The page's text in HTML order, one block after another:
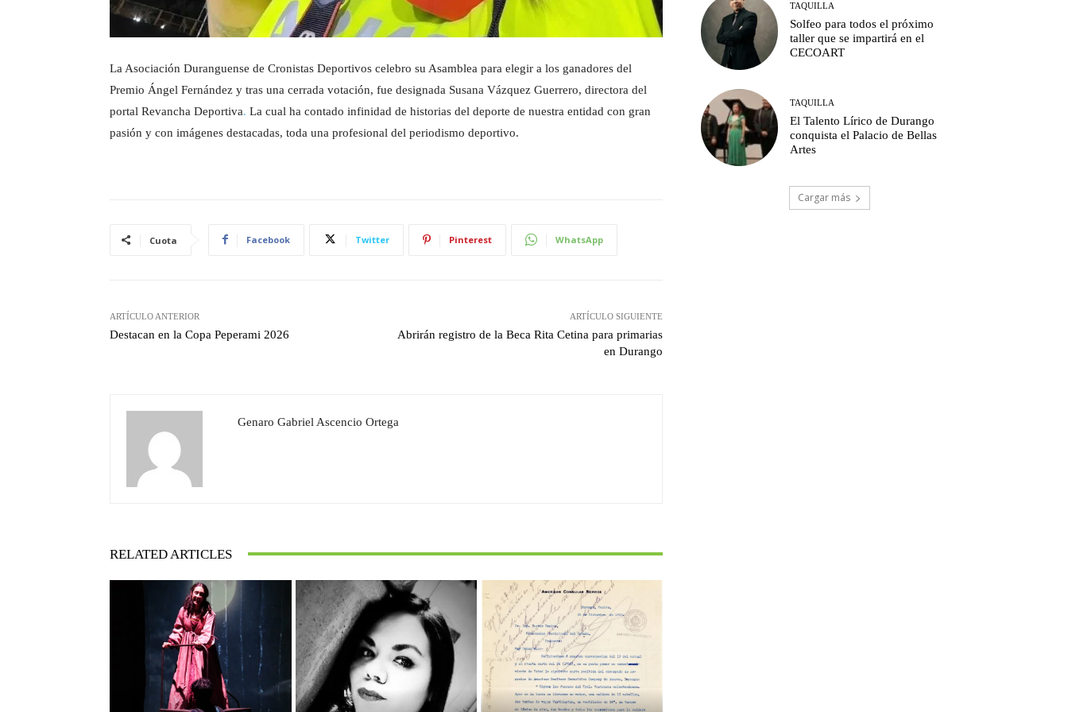
La Asociación Duranguense de Cronistas Deportivos celebro su Asamblea para elegir a los ganadores del
Premio Ángel Fernández y tras una cerrada votación, fue designada Susana Vázquez Guerrero, directora del
portal Revancha Deportiva. La cual ha contado infinidad de historias del deporte de nuestra entidad con gran
pasión y con imágenes destacadas, toda una profesional del periodismo deportivo.
Cuota Facebook Twitter Pinterest WhatsApp
ARTÍCULO ANTERIOR
Destacan en la Copa Peperami 2026
ARTÍCULO SIGUIENTE
Abrirán registro de la Beca Rita Cetina para primarias
en Durango
Genaro Gabriel Ascencio Ortega
RELATED ARTICLES
TAQUILLA
Solfeo para todos el próximo
taller que se impartirá en el
CECOART
TAQUILLA
El Talento Lírico de Durango
conquista el Palacio de Bellas
Artes
Cargar más